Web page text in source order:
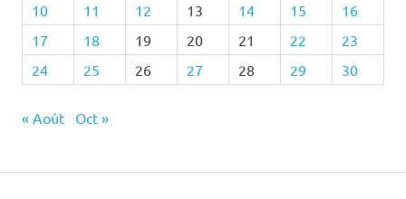
10
11 12 13 14 15
16
17
18 19 20 21 22
23
24
25 26 27 28 29 30
« Août Oct »